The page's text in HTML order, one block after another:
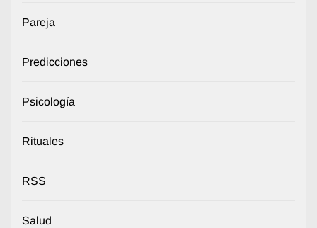
Pareja
Predicciones
Psicología
Rituales
RSS
Salud